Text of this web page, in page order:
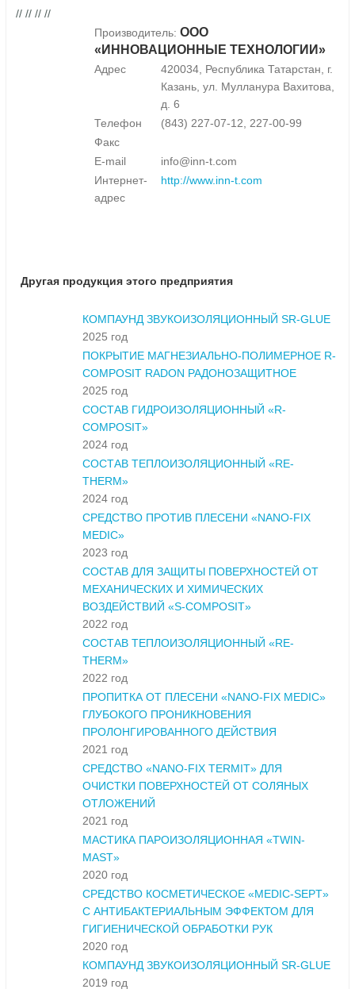
// // // //
Производитель: ООО
«ИННОВАЦИОННЫЕ ТЕХНОЛОГИИ»
Адрес
420034, Республика Татарстан, г.
Казань, ул. Мулланура Вахитова,
д. 6
Телефон
(843) 227-07-12, 227-00-99
Факс
E-mail
info@inn-t.com
Интернет-
адрес
http://www.inn-t.com
Другая продукция этого предприятия
КОМПАУНД ЗВУКОИЗОЛЯЦИОННЫЙ SR-GLUE
2025 год
ПОКРЫТИЕ МАГНЕЗИАЛЬНО-ПОЛИМЕРНОЕ R-
COMPOSIT RADON РАДОНОЗАЩИТНОЕ
2025 год
СОСТАВ ГИДРОИЗОЛЯЦИОННЫЙ «R-
COMPOSIT»
2024 год
СОСТАВ ТЕПЛОИЗОЛЯЦИОННЫЙ «RE-
THERM»
2024 год
СРЕДСТВО ПРОТИВ ПЛЕСЕНИ «NANO-FIX
MEDIC»
2023 год
СОСТАВ ДЛЯ ЗАЩИТЫ ПОВЕРХНОСТЕЙ ОТ
МЕХАНИЧЕСКИХ И ХИМИЧЕСКИХ
ВОЗДЕЙСТВИЙ «S-COMPOSIT»
2022 год
СОСТАВ ТЕПЛОИЗОЛЯЦИОННЫЙ «RE-
THERM»
2022 год
ПРОПИТКА ОТ ПЛЕСЕНИ «NANO-FIX MEDIC»
ГЛУБОКОГО ПРОНИКНОВЕНИЯ
ПРОЛОНГИРОВАННОГО ДЕЙСТВИЯ
2021 год
СРЕДСТВО «NANO-FIX TERMIT» ДЛЯ
ОЧИСТКИ ПОВЕРХНОСТЕЙ ОТ СОЛЯНЫХ
ОТЛОЖЕНИЙ
2021 год
МАСТИКА ПАРОИЗОЛЯЦИОННАЯ «TWIN-
MAST»
2020 год
СРЕДСТВО КОСМЕТИЧЕСКОЕ «MEDIC-SEPT»
С АНТИБАКТЕРИАЛЬНЫМ ЭФФЕКТОМ ДЛЯ
ГИГИЕНИЧЕСКОЙ ОБРАБОТКИ РУК
2020 год
КОМПАУНД ЗВУКОИЗОЛЯЦИОННЫЙ SR-GLUE
2019 год